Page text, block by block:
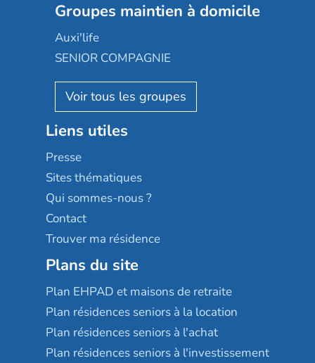
Les jardins d'Arcadie
Occitalia
Appartseniors
Reseda
Stella management
Les villages d'or
Sérénys
Résidences services Villa Médicis
Groupe SOS
Le Noble Âge
Almage
Résidalya
Groupe aplus
Groupes maintien à domicile
Auxi'life
SENIOR COMPAGNIE
AGE D'OR Services
Liens utiles
Presse
Sites thématiques
Qui sommes-nous ?
Contact
Trouver ma résidence
Plans du site
Plan EHPAD et maisons de retraite
Plan résidences seniors à la location
Plan résidences seniors à l'achat
Plan résidences seniors à l'investissement